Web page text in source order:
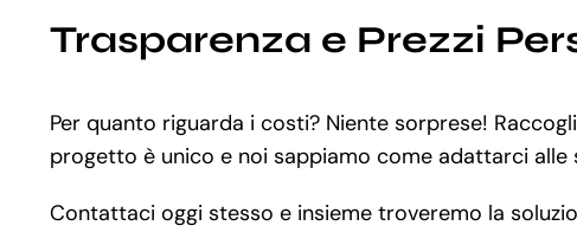
Trasparenza e Prezzi
Per quanto riguarda i costi? Niente sorprese!
progetto è unico e noi sappiamo come adattarci alle
Contattaci oggi stesso e insieme troveremo la